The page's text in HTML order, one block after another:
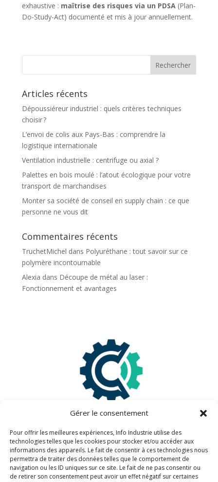
Gérer le consentement
Pour offrir les meilleures expériences, Info Industrie utilise des
technologies telles que les cookies pour stocker et/ou accéder aux
informations des appareils. Le fait de consentir à ces technologies nous
permettra de traiter des données telles que le comportement de
navigation ou les ID uniques sur ce site. Le fait de ne pas consentir ou
de retirer son consentement peut avoir un effet négatif sur certaines
exhaustive : maîtrise des risques via un PDSA(Plan-
Do-Study-Act) documenté et mis à jour annuellement.
Articles récents
Dépoussiéreur industriel : quels critères techniques
choisir ?
L’envoi de colis aux Pays-Bas : comprendre la
logistique internationale
Ventilation industrielle : centrifuge ou axial ?
Palettes en bois moulé : l’atout écologique pour votre
transport de marchandises
Monter sa société de conseil en supply chain : ce que
personne ne vous dit
Commentaires récents
TruchetMichel dans Polyuréthane : tout savoir sur ce
polymère incontournable
Alexia dans Découpe de métal au laser :
Fonctionnement et avantages
Information légales